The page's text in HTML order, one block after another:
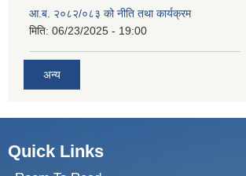
आ.ब. २०८२/०८३ को नीति तथा कार्यक्रम
मिति: 06/23/2025 - 19:00
अन्य
Quick Links